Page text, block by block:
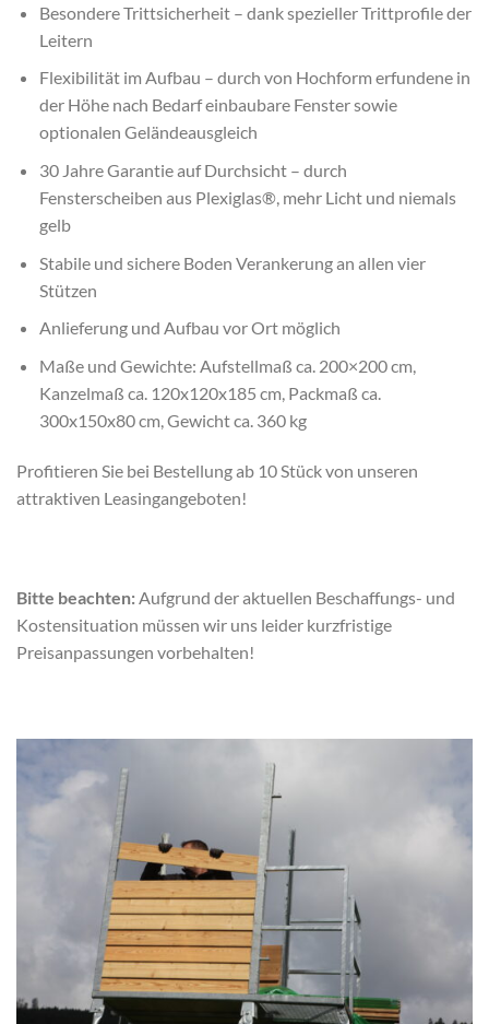
Besondere Trittsicherheit – dank spezieller Trittprofile der
Leitern
Flexibilität im Aufbau – durch von Hochform erfundene in
der Höhe nach Bedarf einbaubare Fenster sowie
optionalen Geländeausgleich
30 Jahre Garantie auf Durchsicht – durch
Fensterscheiben aus Plexiglas®, mehr Licht und niemals
gelb
Stabile und sichere Boden Verankerung an allen vier
Stützen
Anlieferung und Aufbau vor Ort möglich
Maße und Gewichte: Aufstellmaß ca. 200×200 cm,
Kanzelmaß ca. 120x120x185 cm, Packmaß ca.
300x150x80 cm, Gewicht ca. 360 kg
Profitieren Sie bei Bestellung ab 10 Stück von unseren
attraktiven Leasingangeboten!
Bitte beachten:Aufgrund der aktuellen Beschaffungs- und
Kostensituation müssen wir uns leider kurzfristige
Preisanpassungen vorbehalten!